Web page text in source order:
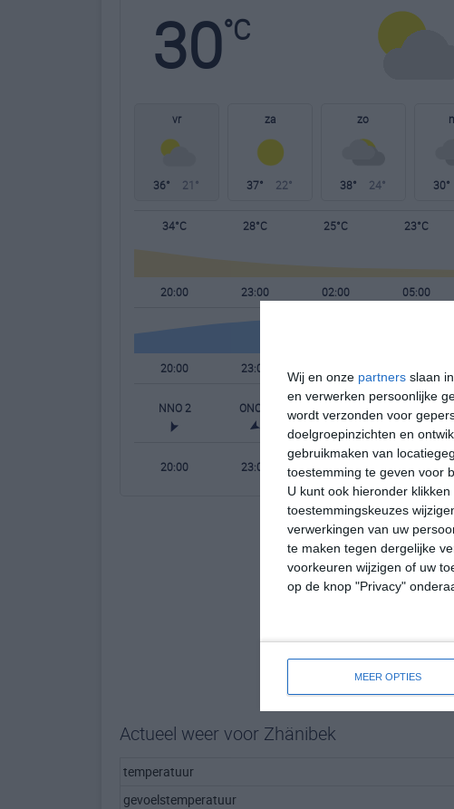
Wij en onze partners slaan
en verwerken persoonlijke
wordt verzonden voor
doelgroepinzichten en
gebruikmaken van
toestemming te geven voor
U kunt ook hieronder
toestemmingskeuzes
verwerkingen van uw
te maken tegen dergelijke
voorkeuren wijzigen of uw
op de knop "Privacy"
MEER OPTIES
30°C
vr
36° 21°
za
37° 22°
zo
38° 24° 30°
34°C 28°C 25°C 23°C
20:00 23:00 02:00 05:00
20:00 23:00
NNO 2 ONO 2 Z 2
20:00 23:00 02:00
Actueel weer voor Zhänibek
temperatuur
gevoelstemperatuur